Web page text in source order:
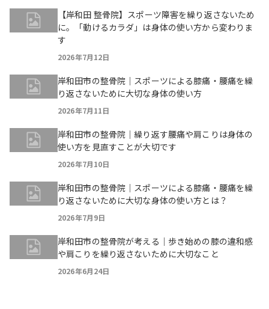
【岸和田 整骨院】スポーツ障害を繰り返さないため
に。「動けるカラダ」は身体の使い方から変わりま
す
2026年7月12日
岸和田市の整骨院｜スポーツによる膝痛・腰痛を繰
り返さないために大切な身体の使い方
2026年7月11日
岸和田市の整骨院｜繰り返す腰痛や肩こりは身体の
使い方を見直すことが大切です
2026年7月10日
岸和田市の整骨院｜スポーツによる膝痛・腰痛を繰
り返さないために大切な身体の使い方とは？
2026年7月9日
岸和田市の整骨院が考える｜歩き始めの膝の違和感
や肩こりを繰り返さないために大切なこと
2026年6月24日